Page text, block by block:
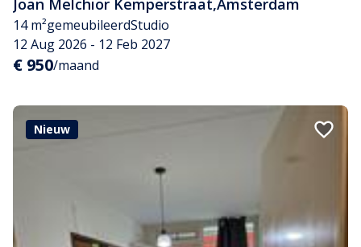
Joan Melchior Kemperstraat,Amsterdam
14 m²gemeubileerdStudio
12 Aug 2026 - 12 Feb 2027
€ 950/maand
Nieuw